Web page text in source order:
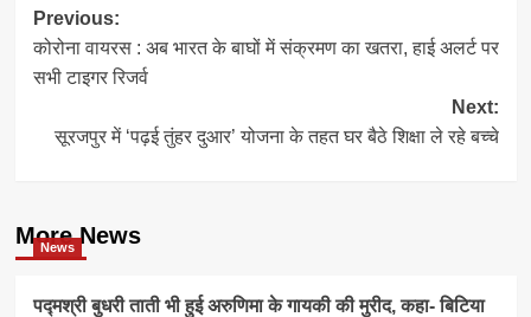
Post
navigation
Previous:
कोरोना वायरस : अब भारत के बाघों में संक्रमण का खतरा, हाई अलर्ट पर
सभी टाइगर रिजर्व
Next:
सूरजपुर में ‘पढ़ई तुंहर दुआर’ योजना के तहत घर बैठे शिक्षा ले रहे बच्चे
More News
News
पद्मश्री बुधरी ताती भी हुई अरुणिमा के गायकी की मुरीद, कहा- बिटिया